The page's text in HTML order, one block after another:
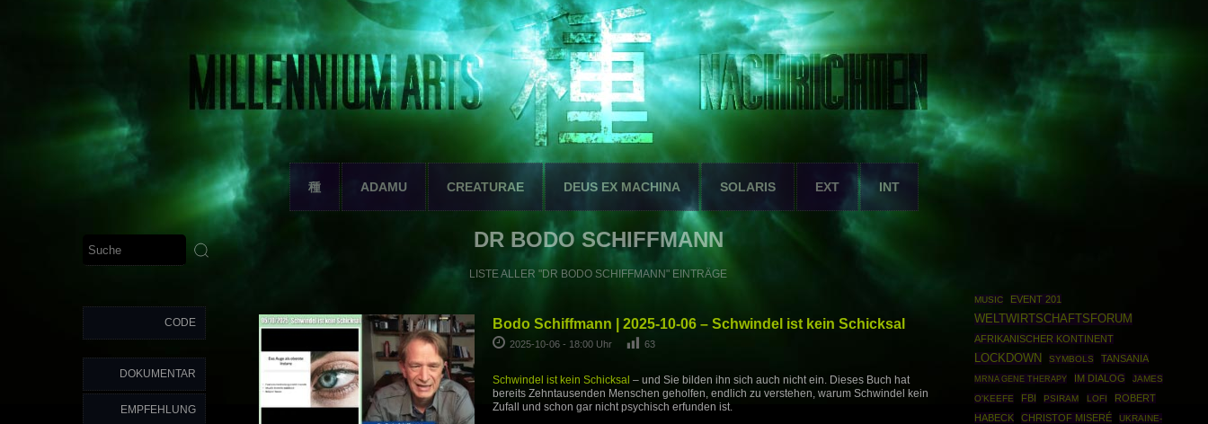
種 ADAMU CREATURAE DEUS EX MACHINA SOLARIS EXT INT
CODE
DOKUMENTAR
EMPFEHLUNG
DR BODO SCHIFFMANN
LISTE ALLER "DR BODO SCHIFFMANN" EINTRÄGE
Bodo Schiffmann | 2025-10-06 – Schwindel ist kein Schicksal
2025-10-06 - 18:00 Uhr 63
Schwindel ist kein Schicksal – und Sie bilden ihn sich auch nicht ein. Dieses Buch hat
bereits Zehntausenden Menschen geholfen, endlich zu verstehen, warum Schwindel kein
Zufall und schon gar nicht psychisch erfunden ist.
MUSIC EVENT 201
WELTWIRTSCHAFTSFORUM
AFRIKANISCHER KONTINENT
LOCKDOWN SYMBOLS TANSANIA
MRNA GENE THERAPY IM DIALOG
JAMES
O'KEEFE
FBI PSIRAM LOFI
ROBERT
HABECK
CHRISTOF MISERÉ
UKRAINE-